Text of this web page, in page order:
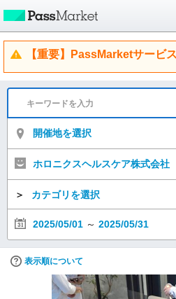
【重要】PassMarketサービ
開催地を選択
ホロニクスヘルスケア株式会社
＞ カテゴリを選択
2025/05/01 ～ 2025/05/31
表示順について